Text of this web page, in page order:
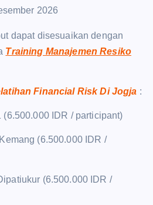
2026
dapat disesuaikan dengan
Training Manajemen Resiko
Financial Risk Di Jogja :
(6.500.000 IDR / participant)
(6.500.000 IDR /
(6.500.000 IDR /